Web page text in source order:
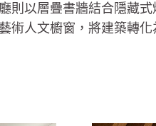
則以層疊書牆結合隱藏
術人文櫥窗，將建築轉化